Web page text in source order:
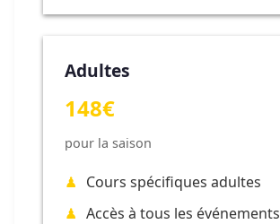
Adultes
148€
pour la saison
Cours spécifiques adultes
Accès à tous les événements